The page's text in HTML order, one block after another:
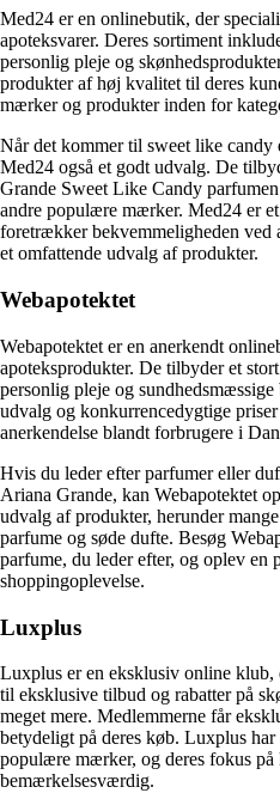
Med24 er en onlinebutik, der
apoteksvarer. Deres sortiment
personlig pleje og
produkter af høj kvalitet til deres
mærker og produkter inden for
Når det kommer til sweet like
Med24 også et godt udvalg. De
Grande Sweet Like Candy
andre populære mærker. Med24 er
foretrækker bekvemmeligheden ved
et omfattende udvalg af produkter.
Webapotektet
Webapotektet er en anerkendt
apoteksprodukter. De tilbyder et
personlig pleje og
udvalg og konkurrencedygtige
anerkendelse blandt forbrugere i
Hvis du leder efter parfumer eller
Ariana Grande, kan Webapotektet
udvalg af produkter, herunder
parfume og søde dufte. Besøg
parfume, du leder efter, og oplev
shoppingoplevelse.
Luxplus
Luxplus er en eksklusiv online klub,
til eksklusive tilbud og rabatter på
meget mere. Medlemmerne får
betydeligt på deres køb. Luxplus
populære mærker, og deres fokus på
bemærkelsesværdig.